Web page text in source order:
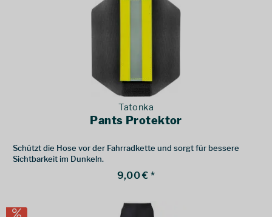
Tatonka
Pants Protektor
Schützt die Hose vor der Fahrradkette und sorgt für bessere
Sichtbarkeit im Dunkeln.
9,00 € *